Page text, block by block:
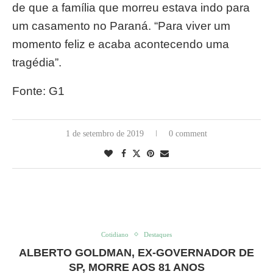
de que a família que morreu estava indo para
um casamento no Paraná. “Para viver um
momento feliz e acaba acontecendo uma
tragédia”.
Fonte: G1
1 de setembro de 2019 0 comment
Cotidiano Destaques
ALBERTO GOLDMAN, EX-GOVERNADOR DE
SP, MORRE AOS 81 ANOS